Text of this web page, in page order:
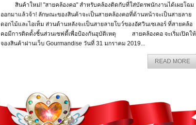
สินค้าใหม่! "สายคล้องคอ" สำหรับคล้องติดกับที่ใส่บัตรพนักงานได้เผยโฉม
ออกมาแล้วจ้า! ลักษณะของสินค้าจะเป็นสายคล้องคอที่ด้านหน้าจะเป็นสายลาย
ดอกไม้และไอเท็ม ส่วนด้านหลังจะเป็นสายลายโบว์ของอัศวินเซเลอร์ ที่สายคล้อ
คอมีการติดตั้งชิ้นส่วนเซฟตี้เพื่อป้องกันอุบัติเหตุ สายคล้องคอ จะเริ่มเปิดให้
จองสินค้าผ่านเว็บ Gourmandise วันที่ 31 มกราคม 2019...
READ MORE